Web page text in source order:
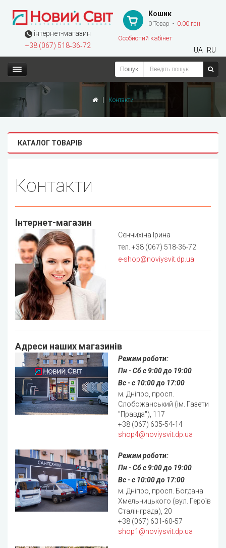
інтернет-магазин
+38 (067) 518‑36‑72
Кошик
0 Товар 0.00 грн
Особистий кабінет
UA RU
Пошук
Контакти
КАТАЛОГ ТОВАРІВ
Контакти
Інтернет-магазин
Сенчихіна Ірина
тел. +38 (067) 518-36-72
e-shop@noviysvit.dp.ua
Адреси наших магазинів
Режим роботи:
Пн - Сб с 9:00 до 19:00
Вс - с 10:00 до 17:00
м. Дніпро, просп.
Слобожанський (ім. Газети
"Правда"), 117
+38 (067) 635-54-14
shop4@noviysvit.dp.ua
Режим роботи:
Пн - Сб с 9:00 до 19:00
Вс - с 10:00 до 17:00
м. Дніпро, просп. Богдана
Хмельницького (вул. Героїв
Сталінграда), 20
+38 (067) 631-60-57
shop1@noviysvit.dp.ua